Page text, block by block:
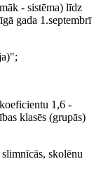
- sistēma) līdz
gada 1.septembrī
1,6 -
klasēs (grupās)
skolēnu